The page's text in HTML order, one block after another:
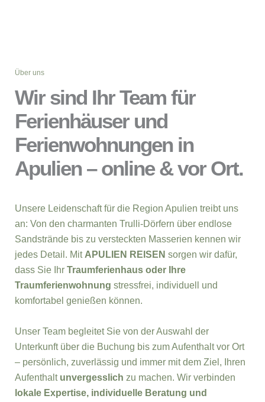
Über uns
Wir sind Ihr Team für
Ferienhäuser und
Ferienwohnungen in
Apulien – online & vor Ort.
Unsere Leidenschaft für die Region Apulien treibt uns
an: Von den charmanten Trulli-Dörfern über endlose
Sandstrände bis zu versteckten Masserien kennen wir
jedes Detail. Mit APULIEN REISEN sorgen wir dafür,
dass Sie Ihr Traumferienhaus oder Ihre
Traumferienwohnung stressfrei, individuell und
komfortabel genießen können.
Unser Team begleitet Sie von der Auswahl der
Unterkunft über die Buchung bis zum Aufenthalt vor Ort
– persönlich, zuverlässig und immer mit dem Ziel, Ihren
Aufenthalt unvergesslich zu machen. Wir verbinden
lokale Expertise, individuelle Beratung und